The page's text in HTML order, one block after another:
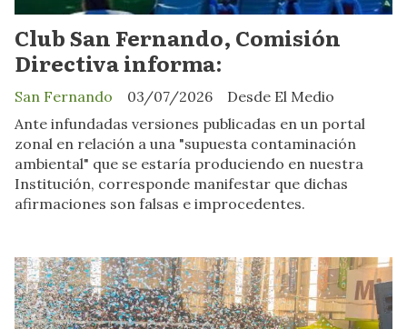
Club San Fernando, Comisión
Directiva informa:
Desde El Medio
San Fernando
03/07/2026
Ante infundadas versiones publicadas en un portal
zonal en relación a una "supuesta contaminación
ambiental" que se estaría produciendo en nuestra
Institución, corresponde manifestar que dichas
afirmaciones son falsas e improcedentes.